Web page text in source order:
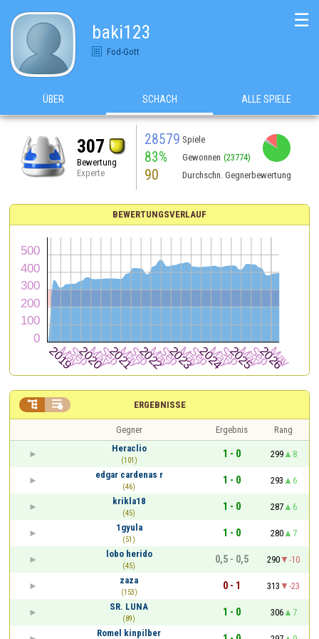
baki123
Fod-Gott
☰
ÜBER SCHACH ALLE SPIELE
307
Bewertung
Experte
28579 Spiele
83% Gewonnen (23774)
90 Durchschn. Gegnerbewertung
BEWERTUNGSVERLAUF
ERGEBNISSE
 
Gegner Ergebnis
Rang
Heraclio
(101)
1 - 0 299
8
edgar cardenas r
(46)
1 - 0 293
6
krikla18
(45)
1 - 0 287
6
1gyula
(51)
1 - 0 280
7
lobo herido
(45)
0,5 - 0,5 290
-10
zaza
(153)
0 - 1 313
-23
SR. LUNA
(89)
1 - 0 306
7
Romel kinpilber